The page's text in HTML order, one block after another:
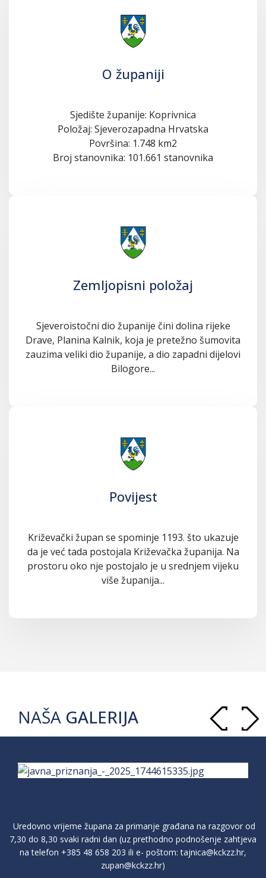
O županiji
Sjedište županije: Koprivnica
Položaj: Sjeverozapadna Hrvatska
Površina: 1.748 km2
Broj stanovnika: 101.661 stanovnika
Zemljopisni položaj
Sjeveroistočni dio županije čini dolina rijeke
Drave, Planina Kalnik, koja je pretežno šumovita
zauzima veliki dio županije, a dio zapadni dijelovi
Bilogore...
Povijest
Križevački župan se spominje 1193. što ukazuje
da je već tada postojala Križevačka županija. Na
prostoru oko nje postojalo je u srednjem vijeku
više županija...
NAŠA GALERIJA
Uredovno vrijeme župana za primanje građana na razgovor od
7,30 do 8,30 svaki radni dan (uz prethodno podnošenje zahtjeva
na telefon +385 48 658 203 ili e- poštom:tajnica@kckzz.hr,
zupan@kckzz.hr)